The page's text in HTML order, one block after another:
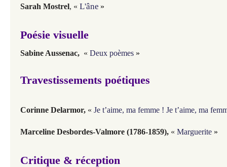
Sarah Mostrel, « L'âne »
Poésie visuelle
Sabine Aussenac, « Deux poèmes »
Travestissements poétiques
Corinne Delarmor, « Je t’aime, ma femme ! Je t’aime, ma
Marceline Desbordes-Valmore (1786-1859), « Marguerite »
Critique & réception